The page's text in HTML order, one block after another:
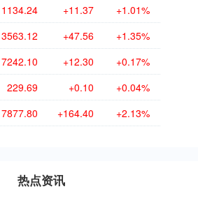
1134.24 +11.37 +1.01%
3563.12 +47.56 +1.35%
7242.10 +12.30 +0.17%
229.69 +0.10 +0.04%
7877.80 +164.40 +2.13%
热点资讯